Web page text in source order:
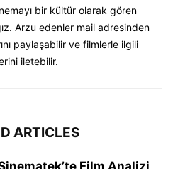
bir kültür olarak gören
Arzu edenler mail adresinden
paylaşabilir ve filmlerle ilgili
iletebilir.
ARTICLES
Film Analizi